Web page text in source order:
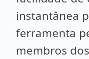
instantânea
ferramenta
membros